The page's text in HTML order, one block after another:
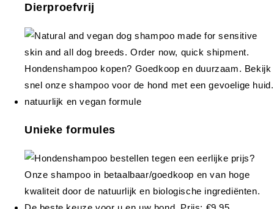
Dierproefvrij
Unieke formules